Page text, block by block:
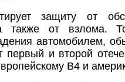
защиту от
а также от взлома.
автомобилем,
первый и второй
В4 и